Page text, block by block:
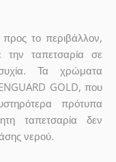
προς το περιβάλλον,
την ταπετσαρία σε
Τα χρώματα
GOLD, που
πρότυπα
ταπετσαρία δεν
νερού.